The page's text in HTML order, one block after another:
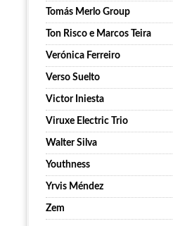
Tomás Merlo Group
Ton Risco e Marcos Teira
Verónica Ferreiro
Verso Suelto
Victor Iniesta
Viruxe Electric Trio
Walter Silva
Youthness
Yrvis Méndez
Zem